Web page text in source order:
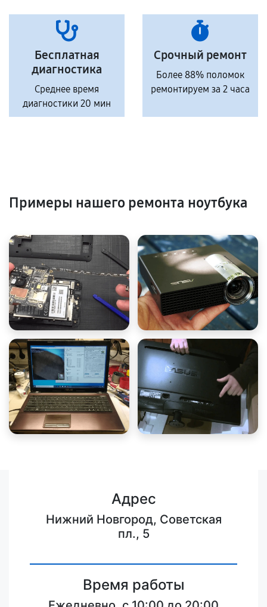
Бесплатная
диагностика
Среднее время
диагностики 20 мин
Срочный ремонт
Более 88% поломок
ремонтируем за 2 часа
Примеры нашего ремонта ноутбука
Адрес
Нижний Новгород, Советская
пл., 5
Время работы